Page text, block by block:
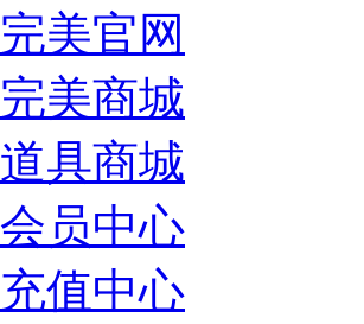
完美官网
完美商城
道具商城
会员中心
充值中心